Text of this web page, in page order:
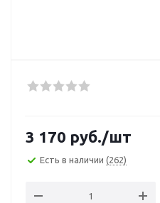
3 170 руб./шт
Есть в наличии (262)